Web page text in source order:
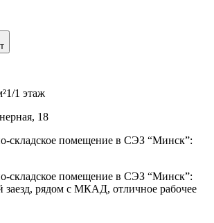
1/1 этаж
18
складское помещение в СЭЗ “Минск”:
складское помещение в СЭЗ “Минск”:
заезд, рядом с МКАД, отличное рабочее